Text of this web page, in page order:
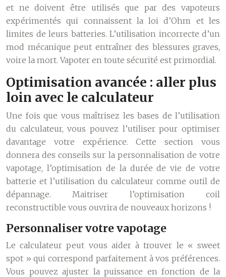
et ne doivent être utilisés que par des vapoteurs
expérimentés qui connaissent la loi d’Ohm et les
limites de leurs batteries. L’utilisation incorrecte d’un
mod mécanique peut entraîner des blessures graves,
voire la mort. Vapoter en toute sécurité est primordial.
Optimisation avancée : aller plus
loin avec le calculateur
Une fois que vous maîtrisez les bases de l’utilisation
du calculateur, vous pouvez l’utiliser pour optimiser
davantage votre expérience. Cette section vous
donnera des conseils sur la personnalisation de votre
vapotage, l’optimisation de la durée de vie de votre
batterie et l’utilisation du calculateur comme outil de
dépannage. Maitriser l’optimisation coil
reconstructible vous ouvrira de nouveaux horizons !
Personnaliser votre vapotage
Le calculateur peut vous aider à trouver le « sweet
spot » qui correspond parfaitement à vos préférences.
Vous pouvez ajuster la puissance en fonction de la